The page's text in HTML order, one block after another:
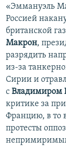
«Эммануэль
Россией
британской
Макрон,
разрядить
из-за
Сирии и
с Владимиром
критике за
Францию, в то
протесты